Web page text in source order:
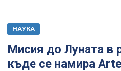
НАУКА
Мисия до Луната в
къде се намира